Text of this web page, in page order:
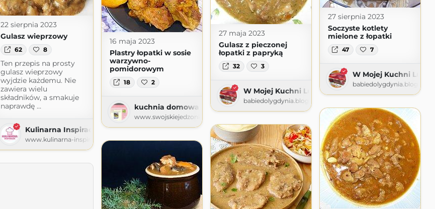
27 sierpnia 2023
Soczyste kotlety
mielone z łopatki
47 7
W Mojej Kuchni Lubię
22 sierpnia 2023
Gulasz wieprzowy
62 8
Ten przepis na prosty
gulasz wieprzowy
wyjdzie każdemu. Nie
zawiera wielu
składników, a smakuje
naprawdę …
Kulinarna Inspiracja
www.kulinarna-inspiracja.pl
27 maja 2023
Gulasz z pieczonej
łopatki z papryką
32 3
W Mojej Kuchni Lubię
babiedolygdynia.blogspot.com
16 maja 2023
Plastry łopatki w sosie
warzywno-
pomidorowym
18 2
kuchnia domowa Agi - blog kulinarny
www.swojskiejedzonko72.com.pl